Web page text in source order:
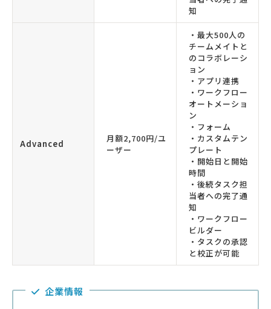
知
Advanced
月額2,700円/ユ
ーザー
・最大500人の
チームメイトと
のコラボレーシ
ョン
・アプリ連携
・ワークフロー
オートメーショ
ン
・フォーム
・カスタムテン
プレート
・開始日と開始
時間
・後続タスク担
当者への完了通
知
・ワークフロー
ビルダー
・タスクの承認
と校正が可能
企業情報